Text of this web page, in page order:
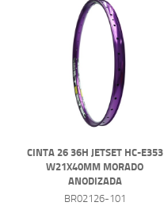
CINTA 26 36H JETSET HC-E353
W21X40MM MORADO
ANODIZADA
BR02126-101